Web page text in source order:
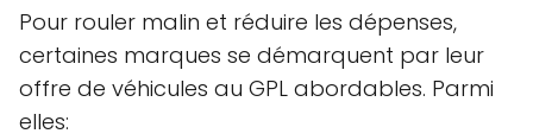
Pour rouler malin et réduire les dépenses,
certaines marques se démarquent par leur
offre de véhicules au GPL abordables. Parmi
elles: